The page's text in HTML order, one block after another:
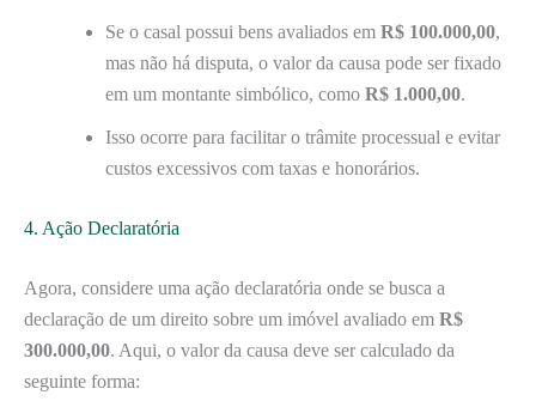
Se o casal possui bens avaliados em R$ 100.000,00,
mas não há disputa, o valor da causa pode ser fixado
em um montante simbólico, como R$ 1.000,00.
Isso ocorre para facilitar o trâmite processual e evitar
custos excessivos com taxas e honorários.
4. Ação Declaratória
Agora, considere uma ação declaratória onde se busca a
declaração de um direito sobre um imóvel avaliado em R$
300.000,00. Aqui, o valor da causa deve ser calculado da
seguinte forma: